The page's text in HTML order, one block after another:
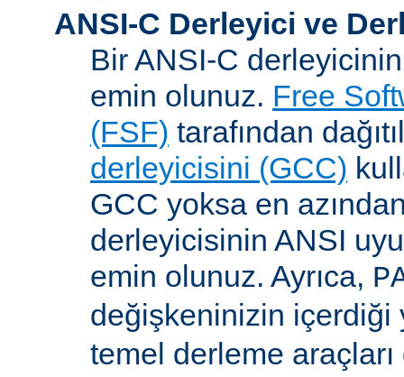
ANSI-C Derleyici ve
Bir ANSI-C
emin olunuz. Free
(FSF) tarafından
derleyicisini (GCC)
GCC yoksa en azından
derleyicisinin ANSI
emin olunuz. Ayrıca,
değişkeninizin
temel derleme araçları